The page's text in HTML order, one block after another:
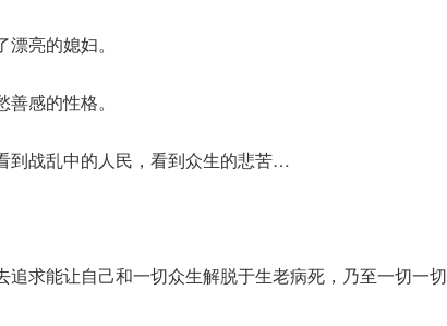
亮的媳妇。
感的性格。
到战乱中的人民，看到众生的悲苦…
追求能让自己和一切众生解脱于生老病死，乃至一切一